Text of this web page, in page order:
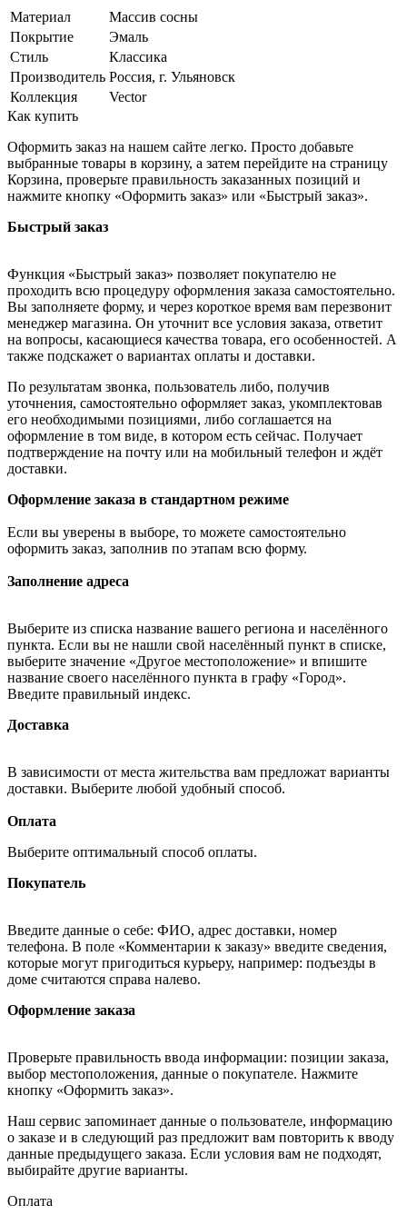
Материал
Массив сосны
Покрытие
Эмаль
Стиль
Классика
Производитель Россия, г. Ульяновск
Коллекция
Vector
Как купить
Оформить заказ на нашем сайте легко. Просто добавьте
выбранные товары в корзину, а затем перейдите на страницу
Корзина, проверьте правильность заказанных позиций и
нажмите кнопку «Оформить заказ» или «Быстрый заказ».
Быстрый заказ
Функция «Быстрый заказ» позволяет покупателю не
проходить всю процедуру оформления заказа самостоятельно.
Вы заполняете форму, и через короткое время вам перезвонит
менеджер магазина. Он уточнит все условия заказа, ответит
на вопросы, касающиеся качества товара, его особенностей. А
также подскажет о вариантах оплаты и доставки.
По результатам звонка, пользователь либо, получив
уточнения, самостоятельно оформляет заказ, укомплектовав
его необходимыми позициями, либо соглашается на
оформление в том виде, в котором есть сейчас. Получает
подтверждение на почту или на мобильный телефон и ждёт
доставки.
Оформление заказа в стандартном режиме
Если вы уверены в выборе, то можете самостоятельно
оформить заказ, заполнив по этапам всю форму.
Заполнение адреса
Выберите из списка название вашего региона и населённого
пункта. Если вы не нашли свой населённый пункт в списке,
выберите значение «Другое местоположение» и впишите
название своего населённого пункта в графу «Город».
Введите правильный индекс.
Доставка
В зависимости от места жительства вам предложат варианты
доставки. Выберите любой удобный способ.
Оплата
Выберите оптимальный способ оплаты.
Покупатель
Введите данные о себе: ФИО, адрес доставки, номер
телефона. В поле «Комментарии к заказу» введите сведения,
которые могут пригодиться курьеру, например: подъезды в
доме считаются справа налево.
Оформление заказа
Проверьте правильность ввода информации: позиции заказа,
выбор местоположения, данные о покупателе. Нажмите
кнопку «Оформить заказ».
Наш сервис запоминает данные о пользователе, информацию
о заказе и в следующий раз предложит вам повторить к вводу
данные предыдущего заказа. Если условия вам не подходят,
выбирайте другие варианты.
Оплата